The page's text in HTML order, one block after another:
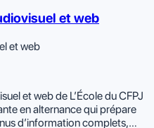
posts réseaux sociaux ou
explorant les nouvelles
pitch et synopsis, fact-
vidéo,
à Twitch et à l’IA générative.
toute la chaîne de
et web
et web
et web de L’École du CFPJ
en alternance qui prépare
d’information complets,